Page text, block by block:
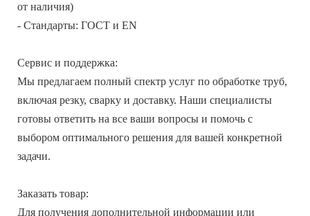
от наличия)
- Стандарты: ГОСТ и EN
Сервис и поддержка:
Мы предлагаем полный спектр услуг по обработке труб,
включая резку, сварку и доставку. Наши специалисты
готовы ответить на все ваши вопросы и помочь с
выбором оптимального решения для вашей конкретной
задачи.
Заказать товар:
Для получения дополнительной информации или